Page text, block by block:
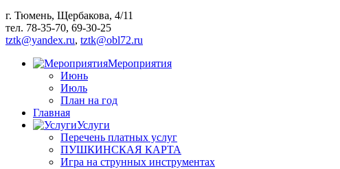
г. Тюмень, Щербакова, 4/11
тел. 78-35-70, 69-30-25
tztk@yandex.ru, tztk@obl72.ru
Мероприятия
Июнь
Июль
План на год
Главная
Услуги
Перечень платных услуг
ПУШКИНСКАЯ КАРТА
Игра на струнных инструментах